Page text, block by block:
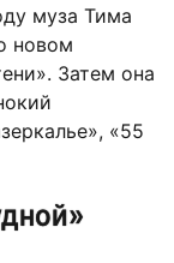
муза Тима
новом
Затем она
«55